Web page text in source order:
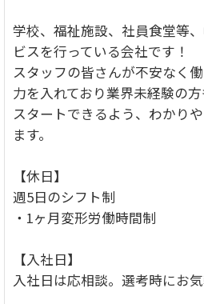
学校、福祉施設、社員食堂等
ビスを行っている会社です！
スタッフの皆さんが不安なく
力を入れており業界未経験の
スタートできるよう、わかり
ます。
【休日】
週5日のシフト制
・1ヶ月変形労働時間制
【入社日】
入社日は応相談。選考時にお